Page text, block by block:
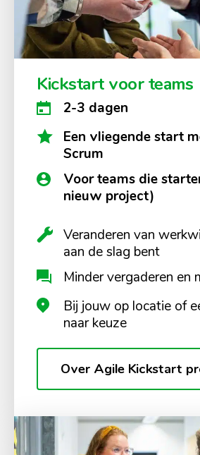
Kickstart voor teams
2-3 dagen
Een vliegende start
Scrum
Voor teams die
nieuw project)
Veranderen van
aan de slag bent
Minder vergaderen en
Bij jouw op locatie of
naar keuze
Over Agile Kickstart